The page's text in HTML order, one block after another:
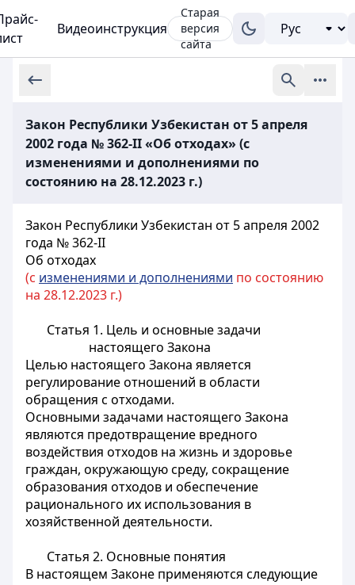
Видеоинструкция
Старая
версия
сайта
Закон Республики Узбекистан от 5 апреля
2002 года № 362-II «Об отходах» (с
изменениями и дополнениями по
состоянию на 28.12.2023 г.)
Закон Республики Узбекистан от 5 апреля 2002
года № 362-II
Об отходах
(с изменениями и дополнениями по состоянию
на 28.12.2023 г.)
Статья 1. Цель и основные задачи
настоящего Закона
Целью настоящего Закона является
регулирование отношений в области
обращения с отходами.
Основными задачами настоящего Закона
являются предотвращение вредного
воздействия отходов на жизнь и здоровье
граждан, окружающую среду, сокращение
образования отходов и обеспечение
рационального их использования в
хозяйственной деятельности.
Статья 2. Основные понятия
В настоящем Законе применяются следующие